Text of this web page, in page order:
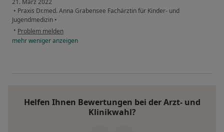
21. März 2022
• Praxis Dr.med. Anna Grabensee Fachärztin für Kinder- und
Jugendmedizin •
• Problem melden
mehrwenigeranzeigen
Helfen Ihnen Bewertungen bei der Arzt- und
Klinikwahl?